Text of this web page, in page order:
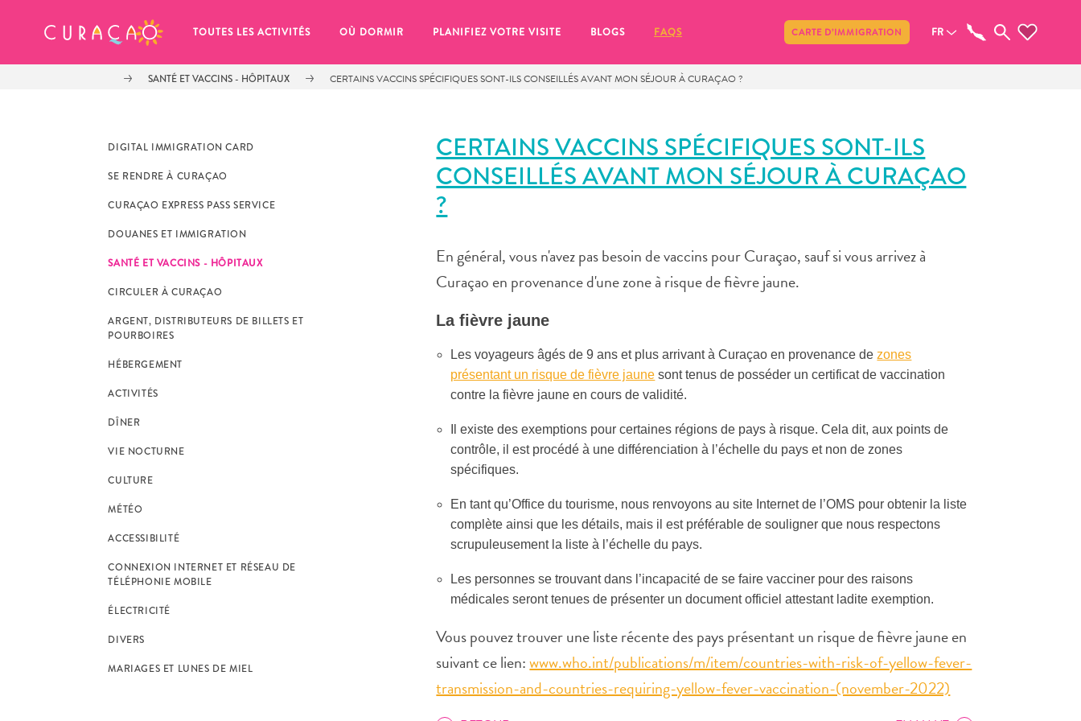
TOUTES LES ACTIVITÉS OÙ DORMIR PLANIFIEZ VOTRE VISITE BLOGS FAQS CARTE D’IMMIGRATION FR
SANTÉ ET VACCINS - HÔPITAUX CERTAINS VACCINS SPÉCIFIQUES SONT-ILS CONSEILLÉS AVANT MON SÉJOUR À CURAÇAO ?
DIGITAL IMMIGRATION CARD
SE RENDRE À CURAÇAO
CURAÇAO EXPRESS PASS SERVICE
DOUANES ET IMMIGRATION
SANTÉ ET VACCINS - HÔPITAUX
CIRCULER À CURAÇAO
ARGENT, DISTRIBUTEURS DE BILLETS ET
POURBOIRES
HÉBERGEMENT
ACTIVITÉS
DÎNER
VIE NOCTURNE
CULTURE
MÉTÉO
ACCESSIBILITÉ
CONNEXION INTERNET ET RÉSEAU DE
TÉLÉPHONIE MOBILE
ÉLECTRICITÉ
DIVERS
MARIAGES ET LUNES DE MIEL
CERTAINS VACCINS SPÉCIFIQUES SONT-ILS
CONSEILLÉS AVANT MON SÉJOUR À CURAÇAO
?
En général, vous n'avez pas besoin de vaccins pour Curaçao, sauf si vous arrivez à
Curaçao en provenance d'une zone à risque de fièvre jaune.
La fièvre jaune
Les voyageurs âgés de 9 ans et plus arrivant à Curaçao en provenance dezones
présentant un risque de fièvre jaune sont tenus de posséder un certificat de vaccination
contre la fièvre jaune en cours de validité.
Il existe des exemptions pour certaines régions de pays à risque. Cela dit, aux points de
contrôle, il est procédé à une différenciation à l’échelle du pays et non de zones
spécifiques.
En tant qu’Office du tourisme, nous renvoyons au site Internet de l’OMS pour obtenir la liste
complète ainsi que les détails, mais il est préférable de souligner que nous respectons
scrupuleusement la liste à l’échelle du pays.
Les personnes se trouvant dans l’incapacité de se faire vacciner pour des raisons
médicales seront tenues de présenter un document officiel attestant ladite exemption.
Vous pouvez trouver une liste récente des pays présentant un risque de fièvre jaune en
suivant ce lien:www.who.int/publications/m/item/countries-with-risk-of-yellow-fever-
transmission-and-countries-requiring-yellow-fever-vaccination-(november-2022)
MES FAVORIS Partager
It looks like you haven’t saved any
Chaque fois que vous souhaitez enregistrer quelque chose pour plus tard, assurez-vous de cliquer sur le